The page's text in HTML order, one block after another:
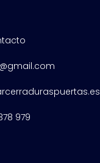
979